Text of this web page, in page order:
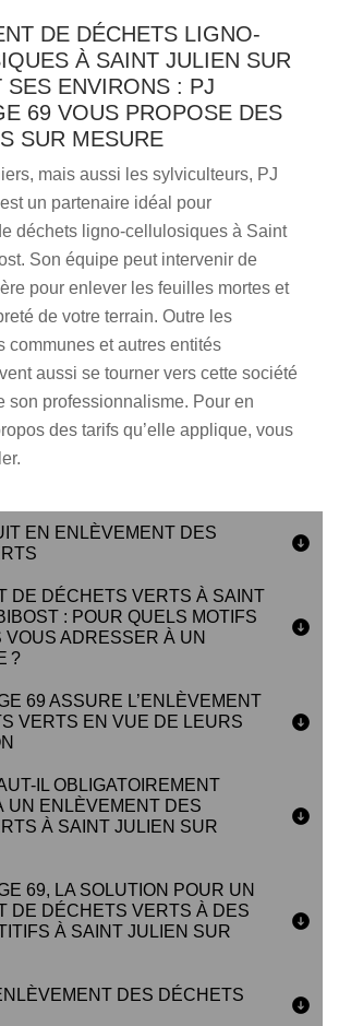
DE DÉCHETS LIGNO-
À SAINT JULIEN SUR
SES ENVIRONS : PJ
69 VOUS PROPOSE DES
SUR MESURE
mais aussi les sylviculteurs, PJ
un partenaire idéal pour
déchets ligno-cellulosiques à Saint
Son équipe peut intervenir de
pour enlever les feuilles mortes et
de votre terrain. Outre les
communes et autres entités
aussi se tourner vers cette société
son professionnalisme. Pour en
des tarifs qu’elle applique, vous
EN ENLÈVEMENT DES
DE DÉCHETS VERTS À SAINT
: POUR QUELS MOTIFS
VOUS ADRESSER À UN
?
69 ASSURE L’ENLÈVEMENT
VERTS EN VUE DE LEURS
IL OBLIGATOIREMENT
UN ENLÈVEMENT DES
À SAINT JULIEN SUR
69, LA SOLUTION POUR UN
DE DÉCHETS VERTS À DES
À SAINT JULIEN SUR
DES DÉCHETS